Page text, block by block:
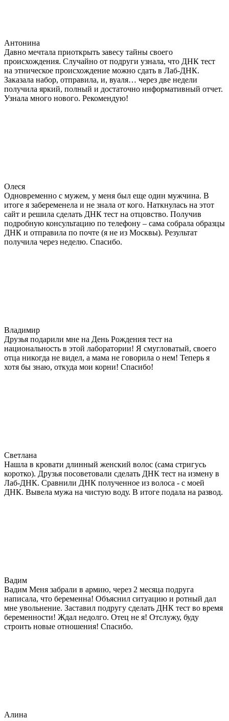
Антонина
Давно мечтала приоткрыть завесу тайны своего
происхождения. Случайно от подруги узнала, что ДНК тест
на этническое происхождение можно сдать в Лаб-ДНК.
Заказала набор, отправила, и, вуаля… через две недели
получила яркий, полный и достаточно информативный отчет.
Узнала много нового. Рекомендую!
Олеся
Одновременно с мужем, у меня был еще один мужчина. В
итоге я забеременела и не знала от кого. Наткнулась на этот
сайт и решила сделать ДНК тест на отцовство. Получив
подробную консультацию по телефону – сама собрала образцы
ДНК и отправила по почте (я не из Москвы). Результат
получила через неделю. Спасибо.
Владимир
Друзья подарили мне на День Рождения тест на
национальность в этой лаборатории! Я смугловатый, своего
отца никогда не видел, а мама не говорила о нем! Теперь я
хотя бы знаю, откуда мои корни! Спасибо!
Светлана
Нашла в кровати длинный женский волос (сама стригусь
коротко). Друзья посоветовали сделать ДНК тест на измену в
Лаб-ДНК. Сравнили ДНК полученное из волоса - с моей
ДНК. Вывела мужа на чистую воду. В итоге подала на развод.
Вадим
Вадим Меня забрали в армию, через 2 месяца подруга
написала, что беременна! Объяснил ситуацию и ротный дал
мне увольнение. Заставил подругу сделать ДНК тест во время
беременности! Ждал недолго. Отец не я! Отслужу, буду
строить новые отношения! Спасибо.
Алина